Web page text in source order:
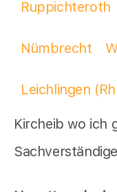
Ruppichteroth
Nümbrecht
Leichlingen
Kircheib wo ich